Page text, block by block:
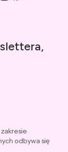
odbywa się